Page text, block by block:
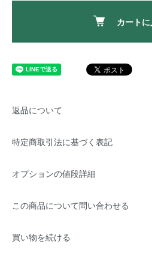
カート
返品について
特定商取引法に基づく表記
オプションの値段詳細
この商品について問い合わせる
買い物を続ける